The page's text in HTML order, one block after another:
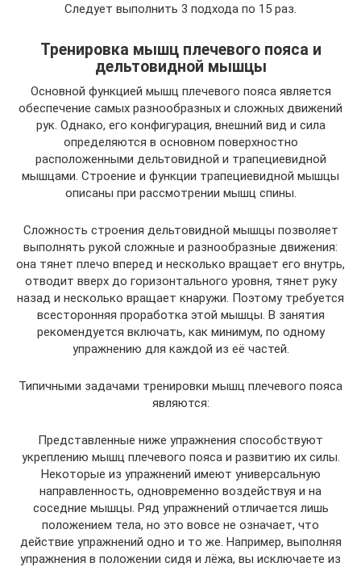
Следует выполнить 3 подхода по 15 раз.
Тренировка мышц плечевого пояса и
дельтовидной мышцы
Основной функцией мышц плечевого пояса является
обеспечение самых разнообразных и сложных движений
рук. Однако, его конфигурация, внешний вид и сила
определяются в основном поверхностно
расположенными дельтовидной и трапециевидной
мышцами. Строение и функции трапециевидной мышцы
описаны при рассмотрении мышц спины.
Сложность строения дельтовидной мышцы позволяет
выполнять рукой сложные и разнообразные движения:
она тянет плечо вперед и несколько вращает его внутрь,
отводит вверх до горизонтального уровня, тянет руку
назад и несколько вращает кнаружи. Поэтому требуется
всесторонняя проработка этой мышцы. В занятия
рекомендуется включать, как минимум, по одному
упражнению для каждой из её частей.
Типичными задачами тренировки мышц плечевого пояса
являются:
Представленные ниже упражнения способствуют
укреплению мышц плечевого пояса и развитию их силы.
Некоторые из упражнений имеют универсальную
направленность, одновременно воздействуя и на
соседние мышцы. Ряд упражнений отличается лишь
положением тела, но это вовсе не означает, что
действие упражнений одно и то же. Например, выполняя
упражнения в положении сидя и лёжа, вы исключаете из